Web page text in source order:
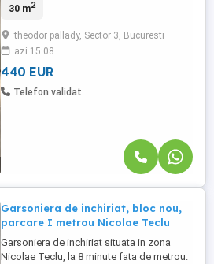
locurile de interes : Auchan Titan, Ikea,
Metro, Kika, Dedeman, iesirea spre
Autostrada Soarelui. Acesta este situata la
etajul 5 al unui ...
30 m2
theodor pallady, Sector 3, Bucuresti
azi 15:08
440 EUR
Telefon validat
Garsoniera de inchiriat, bloc nou,
parcare I metrou Nicolae Teclu
Garsoniera de inchiriat situata in zona
Nicolae Teclu, la 8 minute fata de metrou.